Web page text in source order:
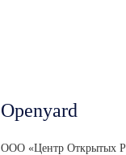
Openyard
ООО «Центр Открытых